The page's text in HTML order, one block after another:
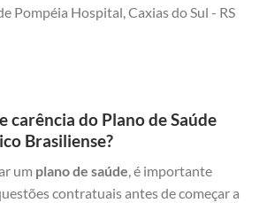
Pompéia Hospital, Caxias do Sul - RS
carência do Plano de Saúde
Brasiliense?
um plano de saúde, é importante
contratuais antes de começar a